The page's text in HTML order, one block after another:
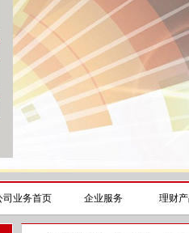
司业务首页 企业服务 理财